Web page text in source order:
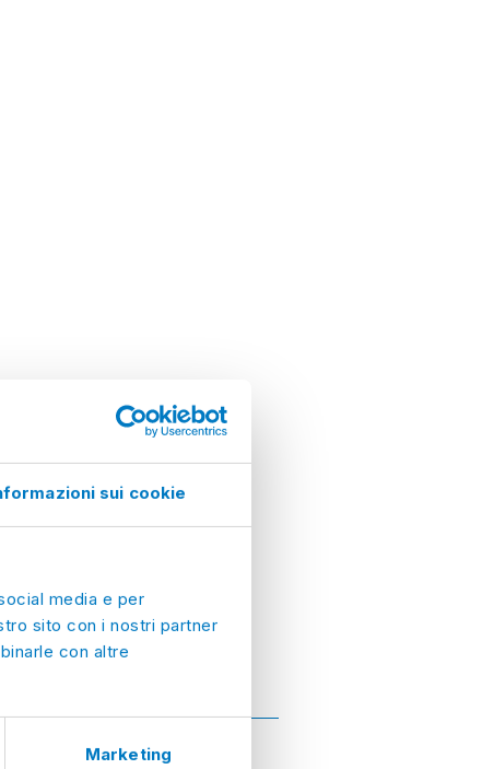
sui cookie
media e per
sito con i nostri partner
con altre
Marketing